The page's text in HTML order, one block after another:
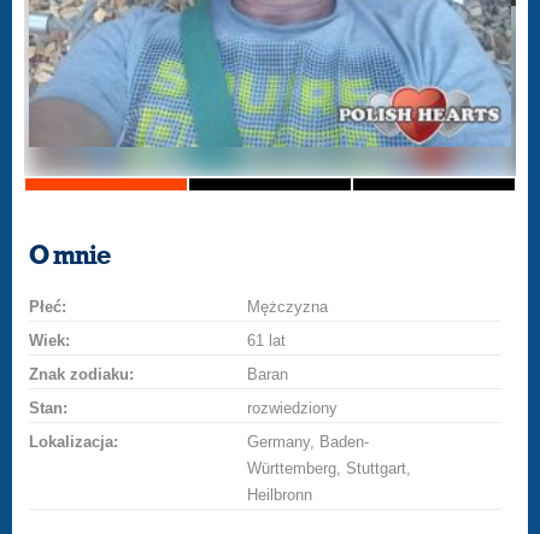
O mnie
Płeć:
Mężczyzna
Wiek:
61 lat
Znak zodiaku:
Baran
Stan:
rozwiedziony
Lokalizacja:
Germany, Baden-
Württemberg, Stuttgart,
Heilbronn